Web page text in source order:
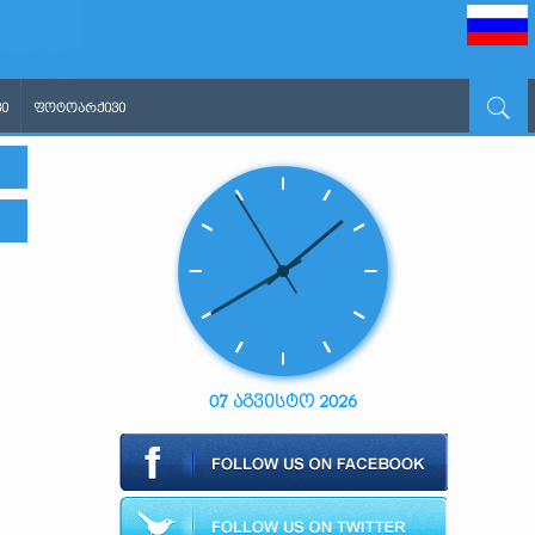
ᲤᲝᲢᲝᲐᲠᲥᲘᲕᲘ
07 აგვისტო 2026